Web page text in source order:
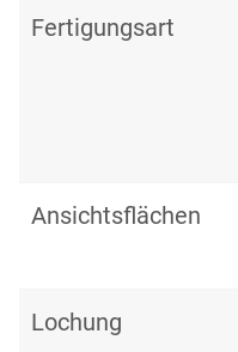
Fertigungsart
Ansichtsflächen
Lochung